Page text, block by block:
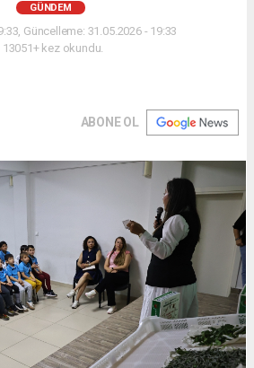
GÜNDEM
Güncelleme: 31.05.2026 - 19:33
13051+ kez okundu.
ABONE OL